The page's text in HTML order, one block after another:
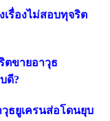
เรื่องไม่สอบทุจริต
ตขายอาวุธ
ดี?
ธยูเครนส่อโดนยุบ